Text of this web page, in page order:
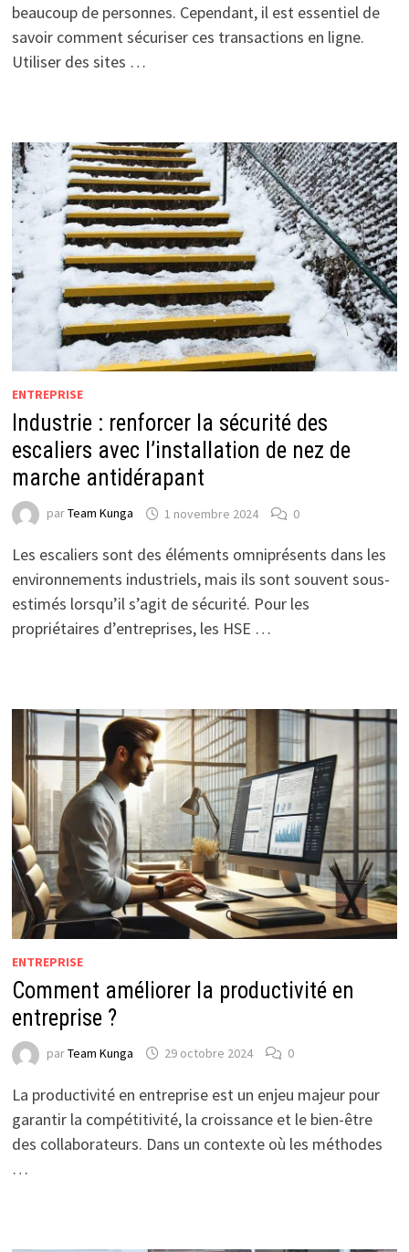
beaucoup de personnes. Cependant, il est essentiel de
savoir comment sécuriser ces transactions en ligne.
Utiliser des sites …
ENTREPRISE
Industrie : renforcer la sécurité des
escaliers avec l’installation de nez de
marche antidérapant
parTeam Kunga 1 novembre 2024 0
Les escaliers sont des éléments omniprésents dans les
environnements industriels, mais ils sont souvent sous-
estimés lorsqu’il s’agit de sécurité. Pour les
propriétaires d’entreprises, les HSE …
ENTREPRISE
Comment améliorer la productivité en
entreprise ?
parTeam Kunga 29 octobre 2024 0
La productivité en entreprise est un enjeu majeur pour
garantir la compétitivité, la croissance et le bien-être
des collaborateurs. Dans un contexte où les méthodes
…